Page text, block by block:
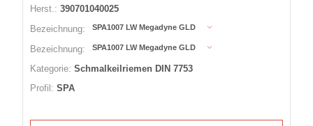
Herst.: 390701040025
Bezeichnung:
SPA1007 LW Megadyne GLD
Bezeichnung: SPA1007 LW Megadyne GLD
Kategorie: Schmalkeilriemen DIN 7753
Profil: SPA